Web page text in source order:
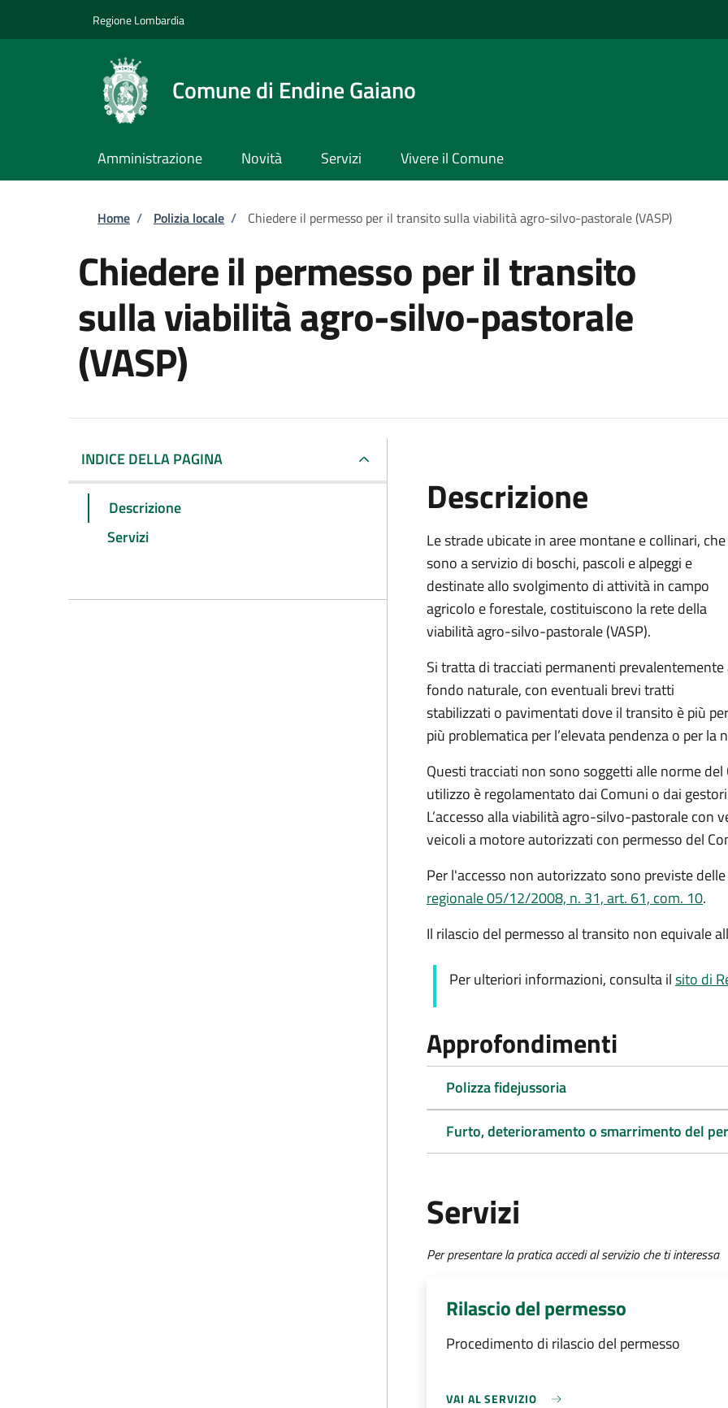
Regione Lombardia
Comune di Endine Gaiano
Amministrazione Novità Servizi Vivere il Comune
Briciole di pane
Home / Polizia locale / Chiedere il permesso per il transito sulla viabilità agro-silvo-pastorale (VASP)
Chiedere il permesso per il transito
sulla viabilità agro-silvo-pastorale
(VASP)
INDICE DELLA PAGINA
Descrizione
Servizi
Descrizione
Le strade ubicate in aree montane e collinari, che
sono a servizio di boschi, pascoli e alpeggi e
destinate allo svolgimento di attività in campo
agricolo e forestale, costituiscono la rete della
viabilità agro-silvo-pastorale (VASP).
Si tratta di tracciati permanenti prevalentemente
fondo naturale, con eventuali brevi tratti
stabilizzati o pavimentati dove il transito è più
più problematica per l’elevata pendenza o per
Questi tracciati non sono soggetti alle norme
utilizzo è regolamentato dai Comuni o dai
L’accesso alla viabilità agro-silvo-pastorale con
veicoli a motore autorizzati con permesso del
Per l'accesso non autorizzato sono previste
regionale 05/12/2008, n. 31, art. 61, com. 10.
Il rilascio del permesso al transito non equivale
Per ulteriori informazioni, consulta ilsito di
Approfondimenti
Polizza fidejussoria
Furto, deterioramento o smarrimento del
Servizi
Per presentare la pratica accedi al servizio che ti interessa
Rilascio del permesso
Procedimento di rilascio del permesso
VAI AL SERVIZIO